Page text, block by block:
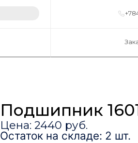
Подшипник
Цена: 2440 руб.
Остаток на складе: 2 шт.